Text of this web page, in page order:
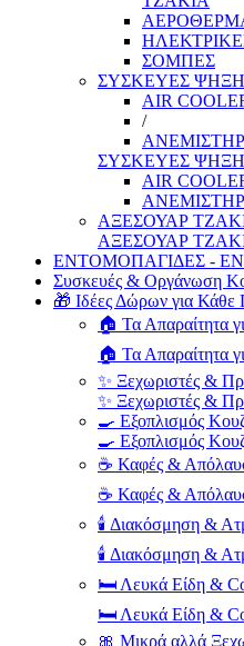
ΣΟΜΠΕΣ
ΣΥΣΚΕΥΕΣ
AIR
/
ΣΥΣΚΕΥΕΣ
AIR
ΑΞΕΣΟΥΑΡ
ΑΞΕΣΟΥΑΡ
ΕΝΤΟΜΟΠΑΓΙΔΕΣ -
Συσκευές & Οργάνωση
🎁 Ιδέες Δώρων για Κάθε
🏠 Τα Απαραίτητα
🏠 Τα Απαραίτητα
✨ Ξεχωριστές &
✨ Ξεχωριστές &
🍳 Εξοπλισμός
🍳 Εξοπλισμός
☕ Καφές &
☕ Καφές &
🕯️ Διακόσμηση &
🕯️ Διακόσμηση &
🛏️ Λευκά Είδη &
🛏️ Λευκά Είδη &
🎀 Μικρά αλλά